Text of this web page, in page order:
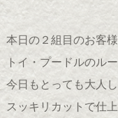
本日の２組目のお客様
トイ・プードルのル
今日もとっても大人
スッキリカットで仕